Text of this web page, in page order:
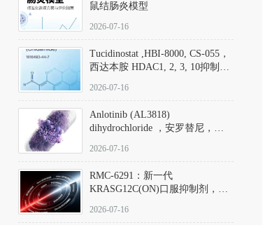
鼠结肠炎模型
2026-07-16
Tucidinostat ,HBI-8000, CS-055，
西达本胺 HDAC1, 2, 3, 10抑制剂
D808567) - DKM活性分子
2026-07-16
Anlotinib (AL3818)
dihydrochloride ，安罗替尼，
Hydrochloride实验方法步骤SOP
2026-07-16
RMC-6291：新一代
KRASG12C(ON)口服抑制剂，
(Elironrasib)CAS#2641998-63-0
2026-07-16